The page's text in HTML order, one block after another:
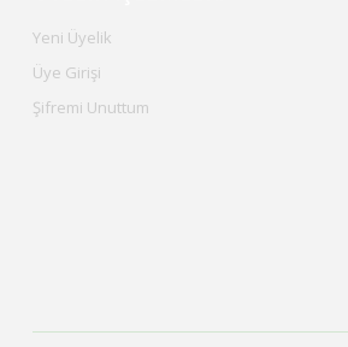
Yeni Üyelik
Üye Girişi
Şifremi Unuttum